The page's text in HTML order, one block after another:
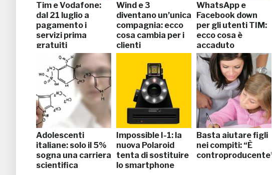
Tim e Vodafone:
dal 21 luglio a
pagamento i
servizi prima
gratuiti
Wind e 3
diventano un’unica
compagnia: ecco
cosa cambia per i
clienti
WhatsApp e
Facebook down
per gli utenti TIM:
ecco cosa è
accaduto
Adolescenti
italiane: solo il 5%
sogna una carriera
scientifica
Impossible I-1: la
nuova Polaroid
tenta di sostituire
lo smartphone
Basta aiutare figli
nei compiti: “È
controproducente”